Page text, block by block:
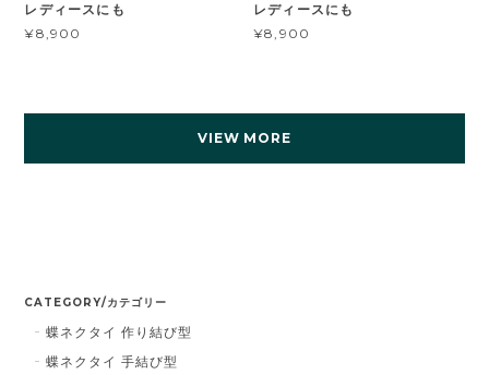
レディースにも
¥8,900
レディースにも
¥8,900
VIEW MORE
CATEGORY/カテゴリー
蝶ネクタイ 作り結び型
蝶ネクタイ 手結び型